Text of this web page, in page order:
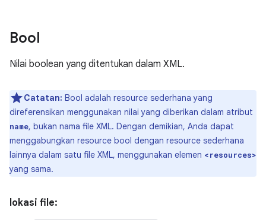
Bool
Nilai boolean yang ditentukan dalam XML.
Catatan: Bool adalah resource sederhana yang
direferensikan menggunakan nilai yang diberikan dalam atribut
name, bukan nama file XML. Dengan demikian, Anda dapat
menggabungkan resource bool dengan resource sederhana
lainnya dalam satu file XML, menggunakan elemen <resources>
yang sama.
lokasi file: